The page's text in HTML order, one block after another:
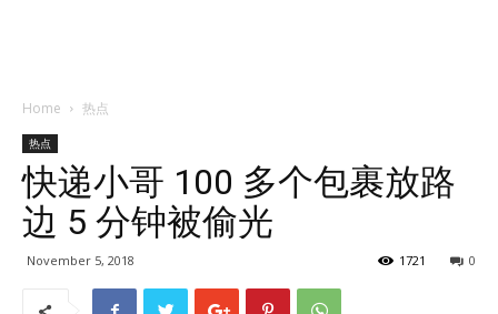
Home 热点
热点
快递小哥 100 多个包裹放路
边 5 分钟被偷光
November 5, 2018 0
1721